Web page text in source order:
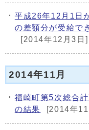
平成26年12月1日
の差額分が受給で
[2014年12月3日]
2014年11月
福崎町第5次総合
の結果
[2014年